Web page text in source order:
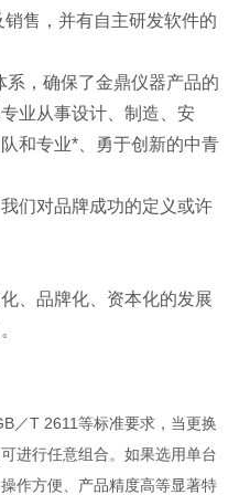
售，并有自主研发软件的
，确保了金鼎仪器产品的
业从事设计、制造、安
和专业*、勇于创新的中青
们对品牌成功的定义或许
、品牌化、资本化的发展
／T 2611 等标准要求，当更换
进行任意组合。如果选用单台
作方便、产品精度高等显著特